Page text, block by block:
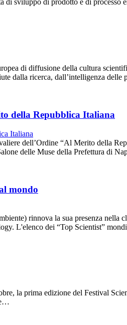
di sviluppo di prodotto e di processo
di diffusione della cultura
dalla ricerca, dall’intelligenza
della Repubblica Italiana
dell’Ordine “Al Merito della
delle Muse della Prefettura di
mondo
rinnova la sua presenza nella
L'elenco dei “Top Scientist”
la prima edizione del Festival